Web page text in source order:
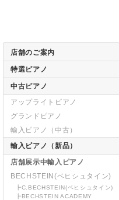
店舗のご案内
特選ピアノ
中古ピアノ
アップライトピアノ
グランドピアノ
輸入ピアノ（中古）
輸入ピアノ（新品）
店舗展示中輸入ピアノ
BECHSTEIN(ベヒシュタイン)
┣C.BECHSTEIN(ベヒシュタイン)
┣BECHSTEIN ACADEMY